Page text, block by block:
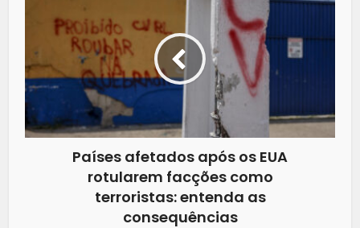
Países afetados após os EUA
rotularem facções como
terroristas: entenda as
consequências